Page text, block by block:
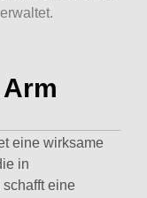
eine wirksame
in
eine